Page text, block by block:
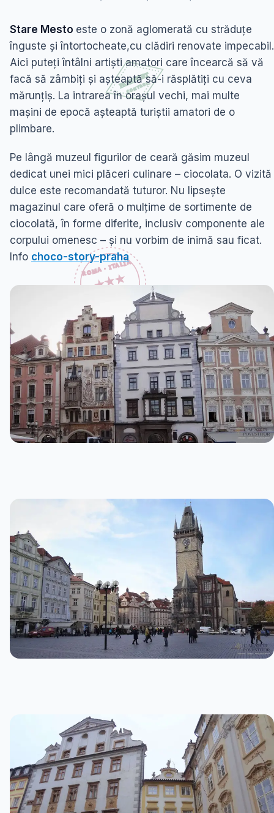
Stare Mesto este o zonă aglomerată cu străduțe
înguste și întortocheate,cu clădiri renovate impecabil.
Aici puteți întâlni artiști amatori care încearcă să vă
facă să zâmbiți și așteaptă să-i răsplătiți cu ceva
mărunțiș. La intrarea în orașul vechi, mai multe
mașini de epocă așteaptă turiștii amatori de o
plimbare.
Pe lângă muzeul figurilor de ceară găsim muzeul
dedicat unei mici plăceri culinare – ciocolata. O vizită
dulce este recomandată tuturor. Nu lipsește
magazinul care oferă o mulțime de sortimente de
ciocolată, în forme diferite, inclusiv componente ale
corpului omenesc – și nu vorbim de inimă sau ficat.
Info choco-story-praha